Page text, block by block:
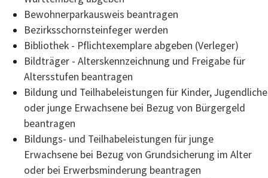
Bewohnerparkausweis beantragen
Bezirksschornsteinfeger werden
Bibliothek - Pflichtexemplare abgeben (Verleger)
Bildträger - Alterskennzeichnung und Freigabe für
Altersstufen beantragen
Bildung und Teilhabeleistungen für Kinder, Jugendliche
oder junge Erwachsene bei Bezug von Bürgergeld
beantragen
Bildungs- und Teilhabeleistungen für junge
Erwachsene bei Bezug von Grundsicherung im Alter
oder bei Erwerbsminderung beantragen